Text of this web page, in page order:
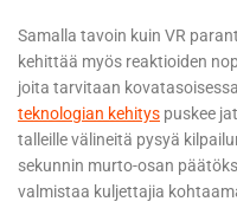
Samalla tavoin kuin VR
kehittää myös reaktioiden
joita tarvitaan
teknologian kehitys puskee
talleille välineitä pysyä
sekunnin murto-osan
valmistaa kuljettajia